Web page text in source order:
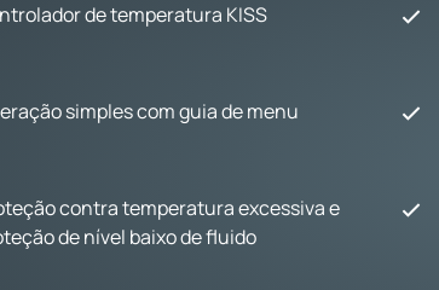
de temperatura KISS
simples com guia de menu
contra temperatura excessiva e
de nível baixo de fluido